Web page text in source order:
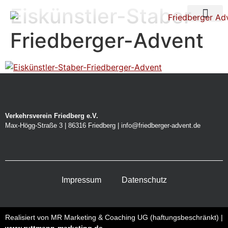
Eiskünstler-Staber-
Friedberger-Advent
Verkehrsverein Friedberg e.V.
Max-Högg-Straße 3 | 86316 Friedberg | info@friedberger-advent.de
Impressum Datenschutz
Realisiert von MR Marketing & Coaching UG (haftungsbeschränkt) |